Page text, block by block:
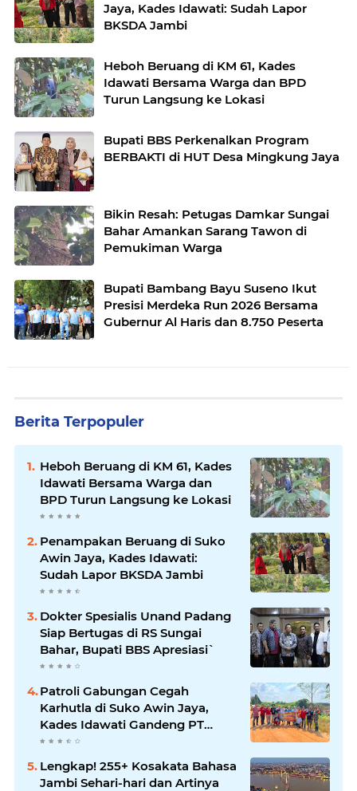
Jaya, Kades Idawati: Sudah Lapor
BKSDA Jambi
Heboh Beruang di KM 61, Kades
Idawati Bersama Warga dan BPD
Turun Langsung ke Lokasi
Bupati BBS Perkenalkan Program
BERBAKTI di HUT Desa Mingkung Jaya
Bikin Resah: Petugas Damkar Sungai
Bahar Amankan Sarang Tawon di
Pemukiman Warga
Bupati Bambang Bayu Suseno Ikut
Presisi Merdeka Run 2026 Bersama
Gubernur Al Haris dan 8.750 Peserta
Berita Terpopuler
Heboh Beruang di KM 61, Kades
Idawati Bersama Warga dan
BPD Turun Langsung ke Lokasi
Penampakan Beruang di Suko
Awin Jaya, Kades Idawati:
Sudah Lapor BKSDA Jambi
Dokter Spesialis Unand Padang
Siap Bertugas di RS Sungai
Bahar, Bupati BBS Apresiasi`
Patroli Gabungan Cegah
Karhutla di Suko Awin Jaya,
Kades Idawati Gandeng PT
BBB-S, TNI dan BPD
Lengkap! 255+ Kosakata Bahasa
Jambi Sehari-hari dan Artinya